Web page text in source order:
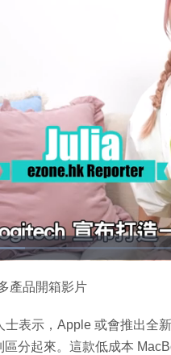
產品開箱影片
士表示，Apple 或會推出全
區分起來。這款低成本